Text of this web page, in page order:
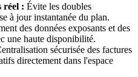
réel : Évite les doubles
à jour instantanée du plan.
des données exposants et des
une haute disponibilité.
sécurisée des factures
directement dans l'espace